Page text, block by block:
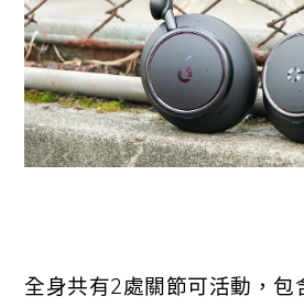
全身共有2處關節可活動，包